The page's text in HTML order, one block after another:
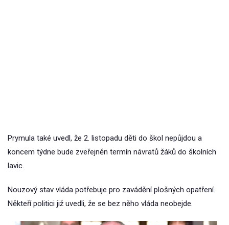
Prymula také uvedl, že 2. listopadu děti do škol nepůjdou a
koncem týdne bude zveřejněn termín návratů žáků do školních
lavic.
Nouzový stav vláda potřebuje pro zavádění plošných opatření.
Někteří politici již uvedli, že se bez něho vláda neobejde.